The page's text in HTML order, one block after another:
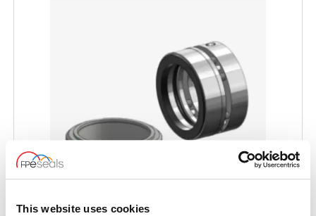
This website uses cookies